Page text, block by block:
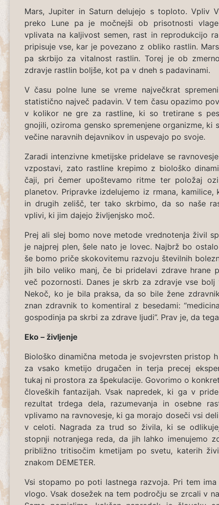
Mars, Jupiter in Saturn delujejo s toploto. Vpliv
preko Lune pa je močnejši ob prisotnosti
vplivata na kaljivost semen, rast in reprodukcijo
pripisuje vse, kar je povezano z obliko rastlin.
pa skrbijo za vitalnost rastlin. Torej je ob
zdravje rastlin boljše, kot pa v dneh s padavinami.
V času polne lune se vreme največkrat
statistično največ padavin. V tem času opazimo
v kolikor ne gre za rastline, ki so tretirane s
gnojili, oziroma gensko spremenjene organizme, ki
večine naravnih dejavnikov in uspevajo po svoje.
Zaradi intenzivne kmetijske pridelave se
vzpostavi, zato rastline krepimo z biološko
čaji, pri čemer upoštevamo ritme ter položaj
planetov. Pripravke izdelujemo iz rmana, kamilice,
in drugih zelišč, ter tako skrbimo, da so naše
vplivi, ki jim dajejo življenjsko moč.
Prej ali slej bomo nove metode vrednotenja živil
je najprej plen, šele nato je lovec. Najbrž bo
še bomo priče skokovitemu razvoju številnih
jih bilo veliko manj, če bi pridelavi zdrave hrane
več pozornosti. Danes je skrb za zdravje vse bolj
Nekoč, ko je bila praksa, da so bile žene
znan zdravnik to komentiral z besedami:
gospodinja pa skrbi za zdrave ljudi”. Prav je, da
Eko – življenje
Biološko dinamična metoda je svojevrsten pristop
za vsako kmetijo drugačen in terja precej
tukaj ni prostora za špekulacije. Govorimo o
človeških fantazijah. Vsak napredek, ki ga v
rezultat trdega dela, razumevanja in osebne
vplivamo na ravnovesje, ki ga morajo doseči vsi
v celoti. Nagrada za trud so živila, ki se
stopnji notranjega reda, da jih lahko imenujemo
približno tritisočim kmetijam po svetu, katerih
znakom DEMETER.
Vsi stopamo po poti lastnega razvoja. Pri tem ima
vlogo. Vsak dosežek na tem področju se zrcali v